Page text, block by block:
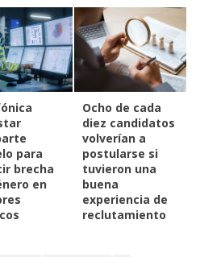
para
brecha
en
Ocho de cada
diez candidatos
volverían a
postularse si
tuvieron una
buena
experiencia de
reclutamiento